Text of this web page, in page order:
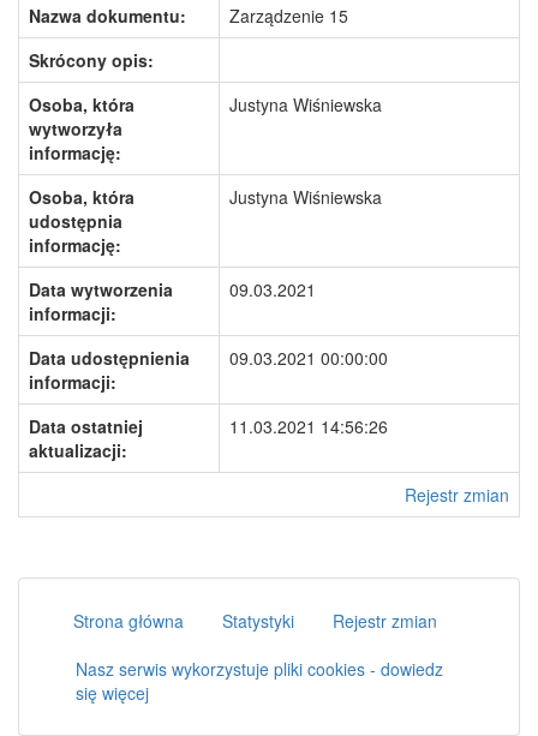
Nazwa dokumentu:
Zarządzenie 15
Skrócony opis:
Osoba, która
wytworzyła
informację:
Justyna Wiśniewska
Osoba, która
udostępnia
informację:
Justyna Wiśniewska
Data wytworzenia
informacji:
09.03.2021
Data udostępnienia
informacji:
09.03.2021 00:00:00
Data ostatniej
aktualizacji:
11.03.2021 14:56:26
Rejestr zmian
Strona główna Statystyki
Rejestr zmian
Nasz serwis wykorzystuje pliki cookies - dowiedz
się więcej